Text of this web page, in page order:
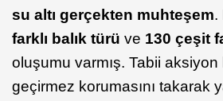
su altı gerçekten muhteşem.
farklı balık türü ve 130 çeşit
oluşumu varmış. Tabii aksiyon
geçirmez korumasını takarak